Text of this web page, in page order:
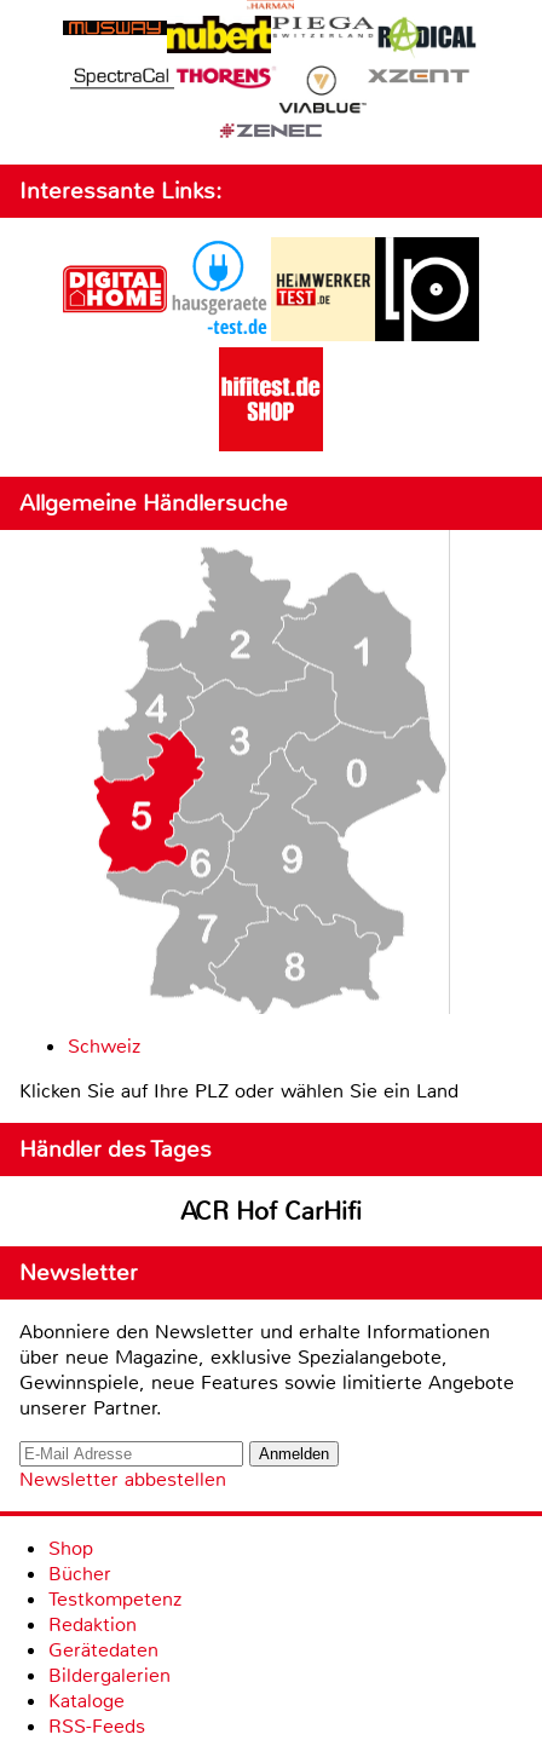
Interessante Links:
Allgemeine Händlersuche
Schweiz
Klicken Sie auf Ihre PLZ oder wählen Sie ein Land
Händler des Tages
ACR Hof CarHifi
Newsletter
Abonniere den Newsletter und erhalte Informationen
über neue Magazine, exklusive Spezialangebote,
Gewinnspiele, neue Features sowie limitierte Angebote
unserer Partner.
Newsletter abbestellen
Shop
Bücher
Testkompetenz
Redaktion
Gerätedaten
Bildergalerien
Kataloge
RSS-Feeds